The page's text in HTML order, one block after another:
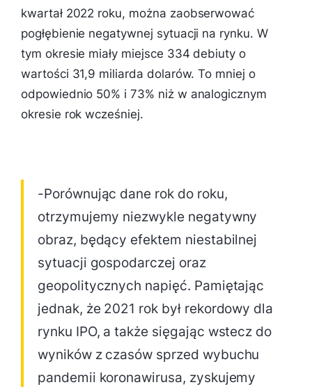
kwartał 2022 roku, można zaobserwować
pogłębienie negatywnej sytuacji na rynku. W
tym okresie miały miejsce 334 debiuty o
wartości 31,9 miliarda dolarów. To mniej o
odpowiednio 50% i 73% niż w analogicznym
okresie rok wcześniej.
-Porównując dane rok do roku,
otrzymujemy niezwykle negatywny
obraz, będący efektem niestabilnej
sytuacji gospodarczej oraz
geopolitycznych napięć. Pamiętając
jednak, że 2021 rok był rekordowy dla
rynku IPO, a także sięgając wstecz do
wyników z czasów sprzed wybuchu
pandemii koronawirusa, zyskujemy